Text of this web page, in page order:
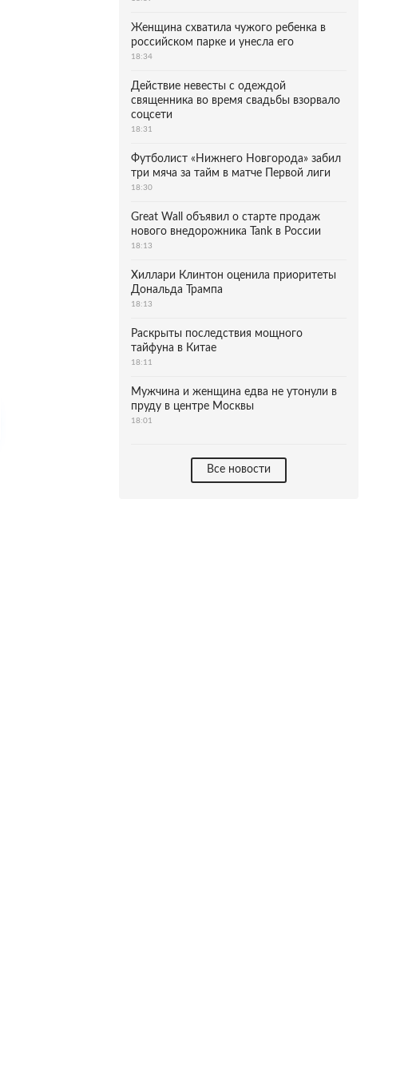
Женщина схватила чужого ребенка в
российском парке и унесла его
18:34
Действие невесты с одеждой
священника во время свадьбы взорвало
соцсети
18:31
Футболист «Нижнего Новгорода» забил
три мяча за тайм в матче Первой лиги
18:30
Great Wall объявил о старте продаж
нового внедорожника Tank в России
18:13
Хиллари Клинтон оценила приоритеты
Дональда Трампа
18:13
Раскрыты последствия мощного
тайфуна в Китае
18:11
Мужчина и женщина едва не утонули в
пруду в центре Москвы
18:01
Все новости